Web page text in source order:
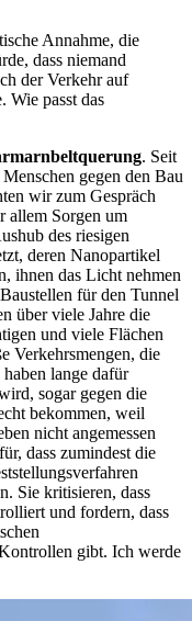
Annahme, die
dass niemand
der Verkehr auf
Wie passt das
. Seit
gegen den Bau
wir zum Gespräch
allem Sorgen um
des riesigen
deren Nanopartikel
ihnen das Licht nehmen
für den Tunnel
über viele Jahre die
und viele Flächen
Verkehrsmengen, die
lange dafür
sogar gegen die
bekommen, weil
nicht angemessen
dass zumindest die
Sie kritisieren, dass
und fordern, dass
gibt. Ich werde